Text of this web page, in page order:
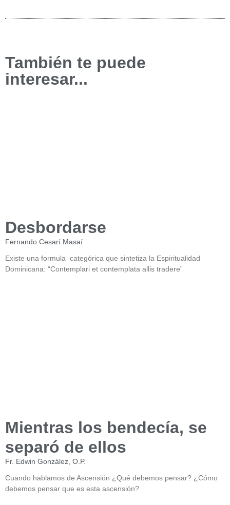
También te puede
interesar...
Desbordarse
Fernando Cesarí Masaí
Existe una formula categórica que sintetiza la Espiritualidad
Dominicana: “Contemplari et contemplata allis tradere”
Mientras los bendecía, se
separó de ellos
Fr. Edwin González, O.P.
Cuando hablamos de Ascensión ¿Qué debemos pensar? ¿Cómo
debemos pensar que es esta ascensión?